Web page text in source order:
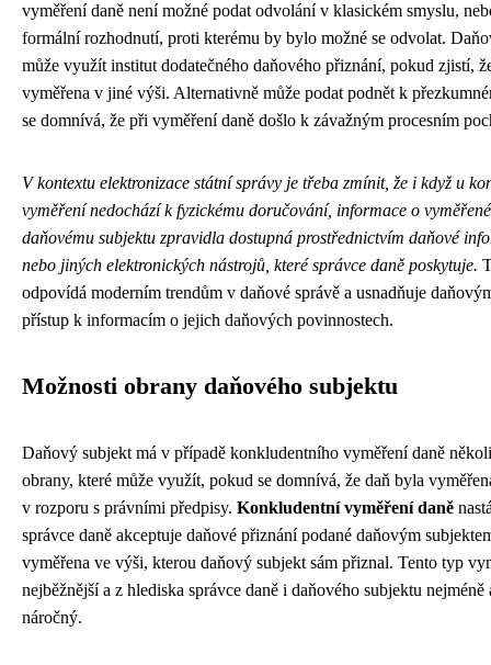
vyměření daně není možné podat odvolání v klasickém smyslu,
formální rozhodnutí, proti kterému by bylo možné se odvolat.
může využít institut dodatečného daňového přiznání, pokud zjistí,
vyměřena v jiné výši. Alternativně může podat podnět k
se domnívá, že při vyměření daně došlo k závažným procesním
V kontextu elektronizace státní správy je třeba zmínit, že i když u
vyměření nedochází k fyzickému doručování, informace o
daňovému subjektu zpravidla dostupná prostřednictvím daňové
nebo jiných elektronických nástrojů, které správce daně poskytuje.
odpovídá moderním trendům v daňové správě a usnadňuje
přístup k informacím o jejich daňových povinnostech.
Možnosti obrany daňového subjektu
Daňový subjekt má v případě konkludentního vyměření daně
obrany, které může využít, pokud se domnívá, že daň byla
v rozporu s právními předpisy. Konkludentní vyměření daně
správce daně akceptuje daňové přiznání podané daňovým
vyměřena ve výši, kterou daňový subjekt sám přiznal. Tento typ
nejběžnější a z hlediska správce daně i daňového subjektu
náročný.